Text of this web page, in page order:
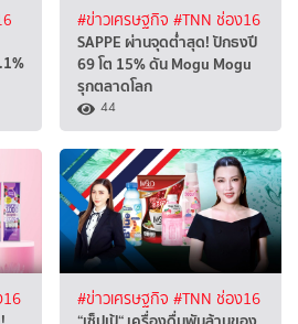
#ข่าวเศรษฐกิจ #TNN ช่อง16
SAPPE ผ่านจุดต่ำสุด! ปักธงปี
69 โต 15% ดัน Mogu Mogu
รุกตลาดโลก
44
#ข่าวเศรษฐกิจ #TNN ช่อง16